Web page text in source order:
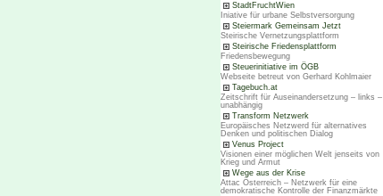
StadtFruchtWien
Iniative für urbane Selbstversorgung
Steiermark Gemeinsam Jetzt
Steirische Vernetzungsplattform
Steirische Friedensplattform
Friedensbewegung
Steuerinitiative im ÖGB
Webseite betreut von Gerhard Kohlmaier
Tagebuch.at
Zeitschrift für Auseinandersetzung – links –
unabhängig
Transform Netzwerk
Europäisches Netzwerd für alternatives
Denken und politischen Dialog
Venus Project
Visionen einer möglichen Welt jenseits von
Krieg und Armut
Wege aus der Krise
Attac Österreich – Netzwerk für eine
demokratische Kontrolle der Finanzmärkte